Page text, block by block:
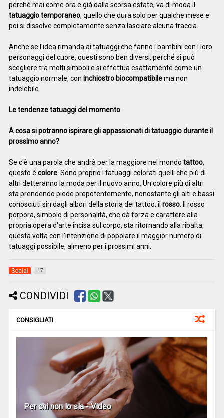
perché mai come ora e già dalla scorsa estate, va di moda il
tatuaggio temporaneo, quello che dura solo per qualche mese e
poi si dissolve completamente senza lasciare alcuna traccia.
Anche se l'idea rimanda ai tatuaggi che fanno i bambini con i loro
personaggi del cuore, questi sono ben diversi, perché si può
scegliere tra molti simboli e si effettua esattamente come un
tatuaggio normale, con inchiostro biocompatibilema non
indelebile.
Le tendenze tatuaggi del momento
A cosa si potranno ispirare gli appassionati di tatuaggio durante il
prossimo anno?
Se c'è una parola che andrà per la maggiore nel mondo tattoo,
questo è colore. Sono proprio i tatuaggi colorati quelli che più di
altri detteranno la moda per il nuovo anno. Un colore più di altri
sta prendendo piede prepotentemente, nonostante gli alti e bassi
conosciuti sin dagli albori della storia dei tattoo: il rosso. Il rosso
porpora, simbolo di personalità, che dà forza e carattere alla
propria opera d'arte incisa sul corpo, sta ritornando alla ribalta,
questa volta con l'intenzione di popolare il maggior numero di
tatuaggi possibile, almeno per i prossimi anni.
Social 17
CONDIVIDI
CONSIGLIATI
Per chi non lo sla - Video